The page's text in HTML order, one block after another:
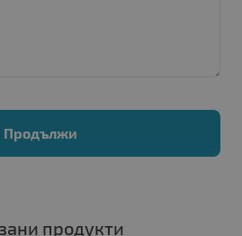
Продължи
продукти